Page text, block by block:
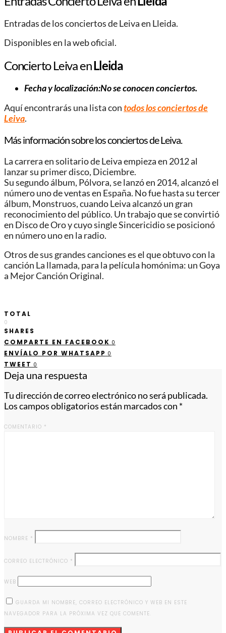
Entradas de los conciertos de Leiva en Lleida.
Disponibles en la web oficial.
Concierto Leiva enLleida
Fecha y localización:No se conocen conciertos.
Aquí encontrarás una lista contodos los conciertos de
Leiva.
Más información sobre los conciertos de Leiva.
La carrera en solitario de Leiva empieza en 2012 al
lanzar su primer disco, Diciembre.
Su segundo álbum, Pólvora, se lanzó en 2014, alcanzó el
número uno de ventas en España. No fue hasta su tercer
álbum, Monstruos, cuando Leiva alcanzó un gran
reconocimiento del público. Un trabajo que se convirtió
en Disco de Oro y cuyo single Sincericidio se posicionó
en número uno en la radio.
Otros de sus grandes canciones es el que obtuvo con la
canción La llamada, para la película homónima: un Goya
a Mejor Canción Original.
TOTAL
0
SHARES
COMPARTE EN FACEBOOK 0
ENVÍALO POR WHATSAPP 0
TWEET 0
Deja una respuesta
Tu dirección de correo electrónico no será publicada.
Los campos obligatorios están marcados con *
COMENTARIO *
NOMBRE *
CORREO ELECTRÓNICO *
WEB
GUARDA MI NOMBRE, CORREO ELECTRÓNICO Y WEB EN ESTE
NAVEGADOR PARA LA PRÓXIMA VEZ QUE COMENTE.